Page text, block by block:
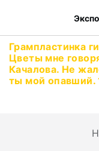
Грампластинка
Цветы мне
Качалова. Не
ты мой опавший.